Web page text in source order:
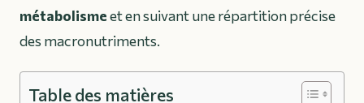
métabolismeet en suivant une répartition précise
des macronutriments.
Table des matières